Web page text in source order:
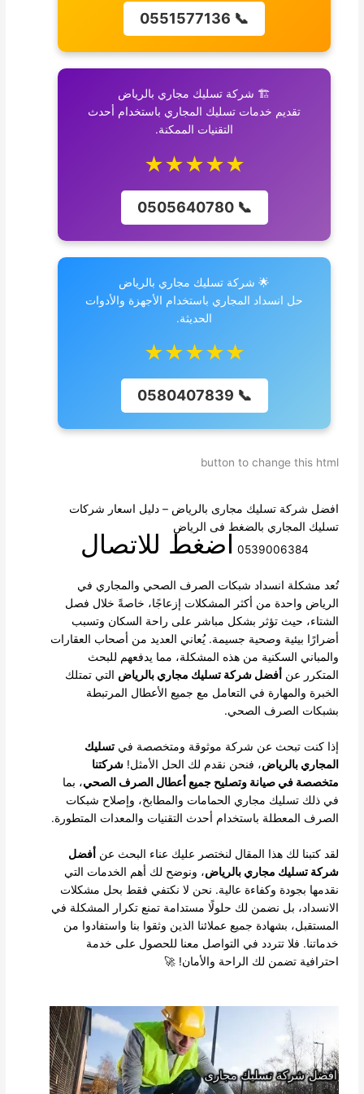
📞 0551577136
🏗️ شركة تسليك مجاري بالرياض
تقديم خدمات تسليك المجاري باستخدام أحدث
التقنيات الممكنة.
★★★★★
📞 0505640780
🌟 شركة تسليك مجاري بالرياض
حل انسداد المجاري باستخدام الأجهزة والأدوات
الحديثة.
★★★★★
📞 0580407839
button to change this html
افضل شركة تسليك مجارى بالرياض – دليل اسعار شركات
تسليك المجاري بالضغط فى الرياض
0539006384 اضغط للاتصال
تُعد مشكلة انسداد شبكات الصرف الصحي والمجاري في
الرياض واحدة من أكثر المشكلات إزعاجًا، خاصةً خلال فصل
الشتاء، حيث تؤثر بشكل مباشر على راحة السكان وتسبب
أضرارًا بيئية وصحية جسيمة. يُعاني العديد من أصحاب العقارات
والمباني السكنية من هذه المشكلة، مما يدفعهم للبحث
المتكرر عن أفضل شركة تسليك مجاري بالرياض التي تمتلك
الخبرة والمهارة في التعامل مع جميع الأعطال المرتبطة
بشبكات الصرف الصحي.
إذا كنت تبحث عن شركة موثوقة ومتخصصة فيتسليك
المجاري بالرياض، فنحن نقدم لك الحل الأمثل!شركتنا
متخصصة في صيانة وتصليح جميع أعطال الصرف الصحي، بما
في ذلك تسليك مجاري الحمامات والمطابخ، وإصلاح شبكات
الصرف المعطلة باستخدام أحدث التقنيات والمعدات المتطورة.
لقد كتبنا لك هذا المقال لنختصر عليك عناء البحث عن أفضل
شركة تسليك مجاري بالرياض، ونوضح لك أهم الخدمات التي
نقدمها بجودة وكفاءة عالية. نحن لا نكتفي فقط بحل مشكلات
الانسداد، بل نضمن لك حلولًا مستدامة تمنع تكرار المشكلة في
المستقبل، بشهادة جميع عملائنا الذين وثقوا بنا واستفادوا من
خدماتنا. فلا تتردد في التواصل معنا للحصول على خدمة
احترافية تضمن لك الراحة والأمان! 🚀